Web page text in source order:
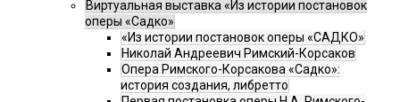
Виртуальная выставка «Из истории постановок
оперы «Садко»
«Из истории постановок оперы «САДКО»
Николай Андреевич Римский-Корсаков
Опера Римского-Корсакова «Садко»:
история создания, либретто